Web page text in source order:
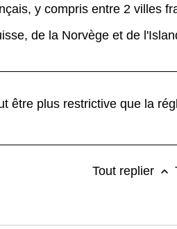
y compris entre 2 villes
de la Norvège et de
être plus restrictive que la
Tout replier keyboard_arrow_up